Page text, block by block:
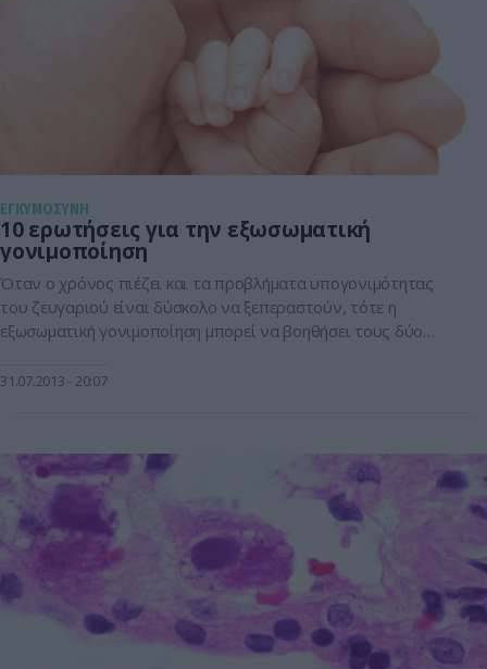
ΕΓΚΥΜΟΣΥΝΗ
10 ερωτήσεις για την εξωσωματική
γονιμοποίηση
Όταν ο χρόνος πιέζει και τα προβλήματα υπογονιμότητας
του ζευγαριού είναι δύσκολο να ξεπεραστούν, τότε η
εξωσωματική γονιμοποίηση μπορεί να βοηθήσει τους δύο
ζευγάρι που έχει ήδη περάσει ένα χρόνο κάνοντας
31.07.2013 20:07